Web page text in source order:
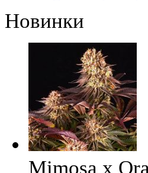
Новинки
Mimosa x